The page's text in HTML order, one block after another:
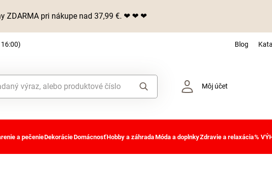
ZDARMA pri nákupe nad 37,99 €. ❤ ❤ ❤
Blog
Môj účet
a pečenieDekorácieDomácnosťHobby a záhradaMóda a doplnkyZdravie a relaxácia%